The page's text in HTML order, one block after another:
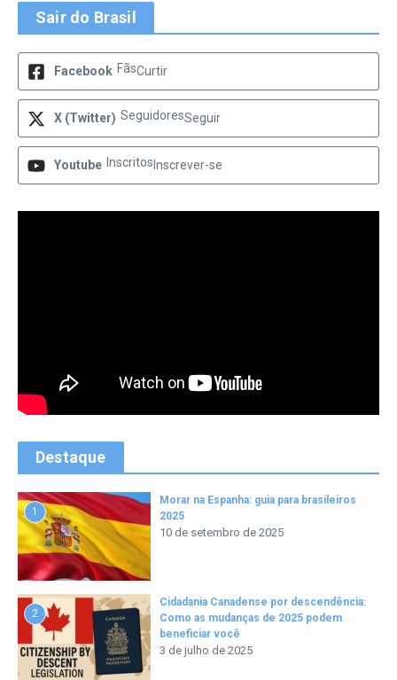
Sair do Brasil
Facebook FãsCurtir
X (Twitter) SeguidoresSeguir
Youtube Inscritos Inscrever-se
Destaque
1
Morar na Espanha: guia para brasileiros
2025
10 de setembro de 2025
2
Cidadania Canadense por descendência:
Como as mudanças de 2025 podem
beneficiar você
3 de julho de 2025